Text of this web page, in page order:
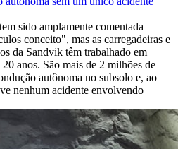
sido amplamente comentada
conceito", mas as carregadeiras e
da Sandvik têm trabalhado em
anos. São mais de 2 milhões de
autônoma no subsolo e, ao
nenhum acidente envolvendo